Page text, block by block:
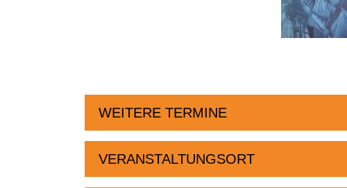
WEITERE TERMINE
VERANSTALTUNGSORT